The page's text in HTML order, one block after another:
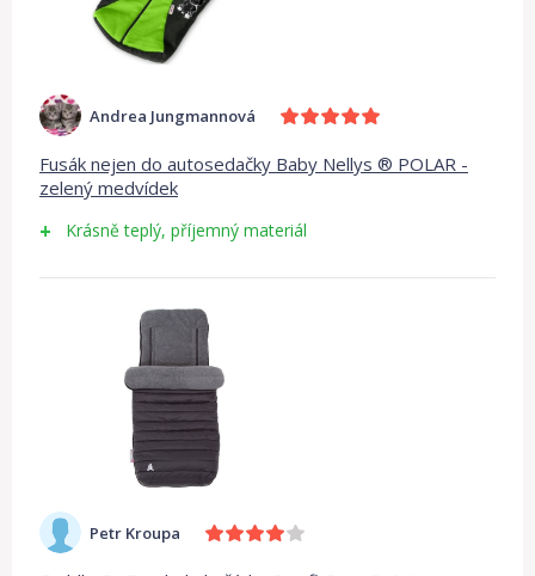
Andrea Jungmannová
Fusák nejen do autosedačky Baby Nellys ® POLAR -
zelený medvídek
Krásně teplý, příjemný materiál
Petr Kroupa